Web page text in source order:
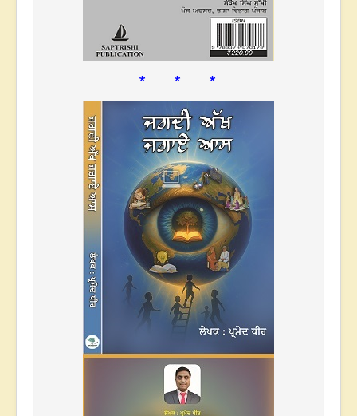
* * *